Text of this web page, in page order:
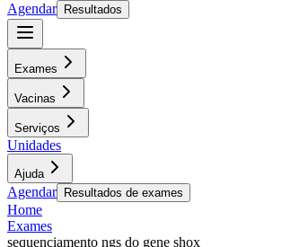
Agendar
Resultados
Exames
Vacinas
Serviços
Unidades
Ajuda
Agendar Resultados de exames
Home
Exames
sequenciamento ngs do gene shox